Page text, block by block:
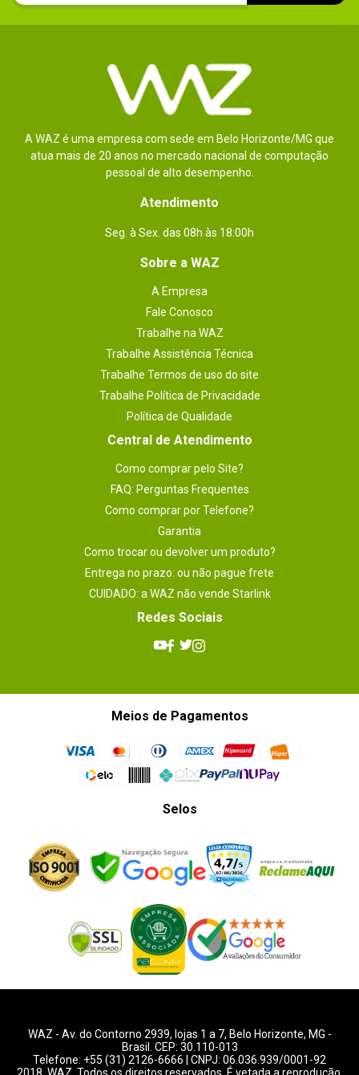
embalagem
A WAZ é uma empresa com sede em Belo Horizonte/MG que
atua mais de 20 anos no mercado nacional de computação
pessoal de alto desempenho.
Atendimento
Seg. à Sex. das 08h às 18:00h
Sobre a WAZ
A Empresa
Fale Conosco
Trabalhe na WAZ
Trabalhe Assistência Técnica
Trabalhe Termos de uso do site
Trabalhe Política de Privacidade
Política de Qualidade
Central de Atendimento
Como comprar pelo Site?
FAQ: Perguntas Frequentes
Como comprar por Telefone?
Garantia
Como trocar ou devolver um produto?
Entrega no prazo: ou não pague frete
CUIDADO: a WAZ não vende Starlink
Redes Sociais
Meios de Pagamentos
Selos
WAZ - Av. do Contorno 2939, lojas 1 a 7, Belo Horizonte, MG -
Brasil. CEP: 30.110-013
Telefone: +55 (31) 2126-6666 | CNPJ: 06.036.939/0001-92